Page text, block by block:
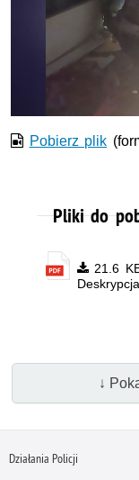
Pobierz plik
Pliki do
21.6
↓
Działania Policji